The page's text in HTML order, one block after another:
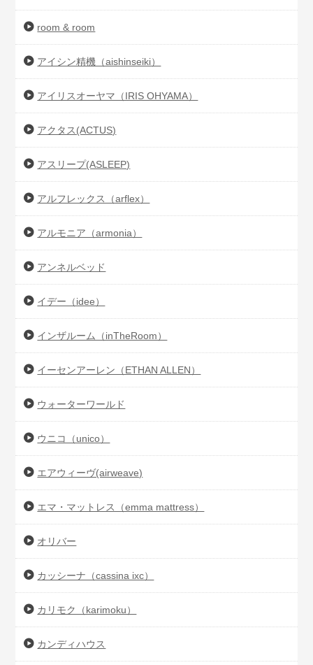
room & room
アイシン精機（aishinseiki）
アイリスオーヤマ（IRIS OHYAMA）
アクタス(ACTUS)
アスリープ(ASLEEP)
アルフレックス（arflex）
アルモニア（armonia）
アンネルベッド
イデー（idee）
インザルーム（inTheRoom）
イーセンアーレン（ETHAN ALLEN）
ウォーターワールド
ウニコ（unico）
エアウィーヴ(airweave)
エマ・マットレス（emma mattress）
オリバー
カッシーナ（cassina ixc）
カリモク（karimoku）
カンディハウス